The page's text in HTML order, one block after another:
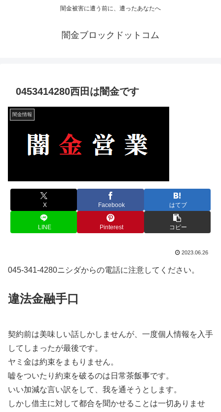
闇金被害に遭う前に、遭ったあなたへ
闇金ブロックドットコム
0453414280西田は闇金です
闇金情報
X Facebook はてブ
LINE Pinterest コピー
2023.06.26
045-341-4280ニシダからの電話に注意してください。
違法金融手口
契約前は美味しい話しかしませんが、一度個人情報を入手
してしまったが最後です。
ヤミ金は約束をまもりません。
嘘をついたり約束を破るのは日常茶飯事です。
いい加減な言い訳をして、我を通そうとします。
しかし借主に対して都合を聞かせることは一切ありませ